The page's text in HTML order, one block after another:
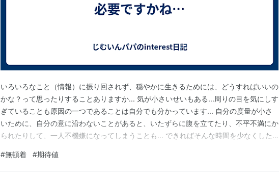
いろいろなこと（情報）に振り回されず、穏やかに生きるためには、どうすればいいの
かな？って思ったりすることありますか... 気が小さいせいもある...周りの目を気にしす
ぎていることも原因の一つであることは自分でも分かっています... 自分の度量が小さ
いために、自分の意に沿わないことがあると、いたずらに腹を立てたり、不平不満にか
られたりして、一人不機嫌になってしまうことも... できればそんな時間を少なくした
ればいいのでしょうか... 無関心になるのがいいのかな... 無関心はやっぱりダメですよ
ね（必要なときもあるか…
#無頓着 #期待値